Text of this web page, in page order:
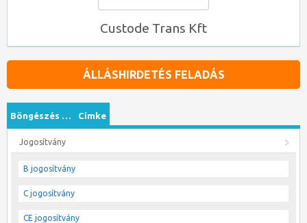
Custode Trans Kft
ÁLLÁSHIRDETÉS FELADÁS
Böngészés … Címke
Jogosítvány
B jogosítvány
C jogosítvány
CE jogosítvány